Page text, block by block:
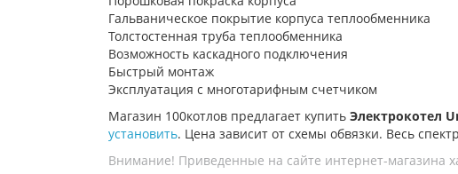
Гальваническое покрытие корпуса теплообменника
Толстостенная труба теплообменника
Возможность каскадного подключения
Быстрый монтаж
Эксплуатация с многотарифным счетчиком
Магазин 100котлов предлагает купить Электрокотел
установить. Цена зависит от схемы обвязки. Весь
Внимание! Приведенные на сайте интернет-магазина